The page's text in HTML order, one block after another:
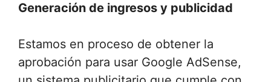
Generación de ingresos y publicidad
Estamos en proceso de obtener la
aprobación para usar Google AdSense,